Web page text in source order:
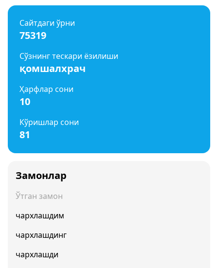
Сайтдаги ўрни
75319
Сўзнинг тескари ёзилиши
қомшалхрач
Ҳарфлар сони
10
Кўришлар сони
81
Замонлар
Ўтган замон
чархлашдим
чархлашдинг
чархлашди